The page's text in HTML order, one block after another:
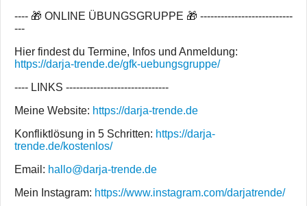
---- 🎁 ONLINE ÜBUNGSGRUPPE 🎁 ---------------------------
---
Hier findest du Termine, Infos und Anmeldung:
https://darja-trende.de/gfk-uebungsgruppe/
---- LINKS ------------------------------
Meine Website: https://darja-trende.de
Konfliktlösung in 5 Schritten: https://darja-
trende.de/kostenlos/
Email: hallo@darja-trende.de
Mein Instagram: https://www.instagram.com/darjatrende/